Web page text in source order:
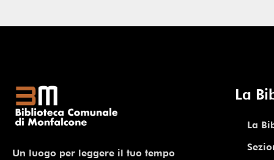
Un luogo per leggere il tuo tempo
La
La